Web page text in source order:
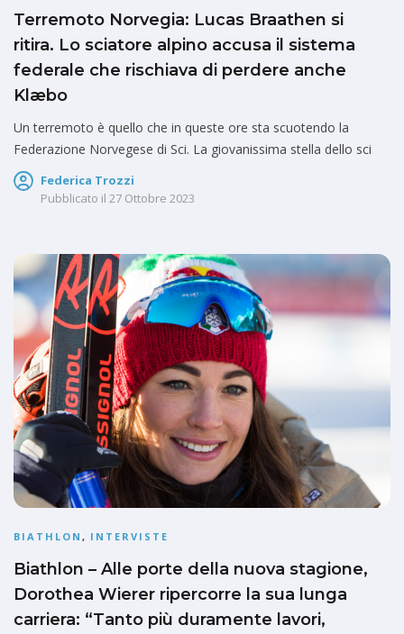
Terremoto Norvegia: Lucas Braathen si
ritira. Lo sciatore alpino accusa il sistema
federale che rischiava di perdere anche
Klæbo
Un terremoto è quello che in queste ore sta scuotendo la
Federazione Norvegese di Sci. La giovanissima stella dello sci
Federica Trozzi
Pubblicato il 27 Ottobre 2023
BIATHLON , INTERVISTE
Biathlon – Alle porte della nuova stagione,
Dorothea Wierer ripercorre la sua lunga
carriera: “Tanto più duramente lavori,